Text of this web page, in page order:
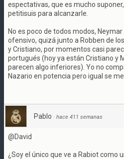
espectativas, que es mucho
petitisuis para alcanzarle.
No es poco de todos modos,
ofensivo, quizá junto a Robben de
y Cristiano, por momentos casi
portugués (hoy ya están Cristiano y
parecen algo inferiores). Yo no
Nazario en potencia pero igual se
Pablo · hace 411 semanas
@David
¿Soy el único que ve a Rabiot como